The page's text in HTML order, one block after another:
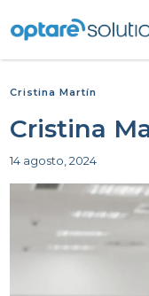
Cristina Martín
Cristina
14 agosto, 2024